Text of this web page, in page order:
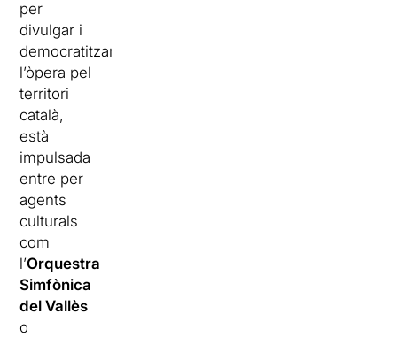
per
divulgar i
democratitzar
l’òpera pel
territori
català,
està
impulsada
entre per
agents
culturals
com
l’Orquestra
Simfònica
del Vallès
o